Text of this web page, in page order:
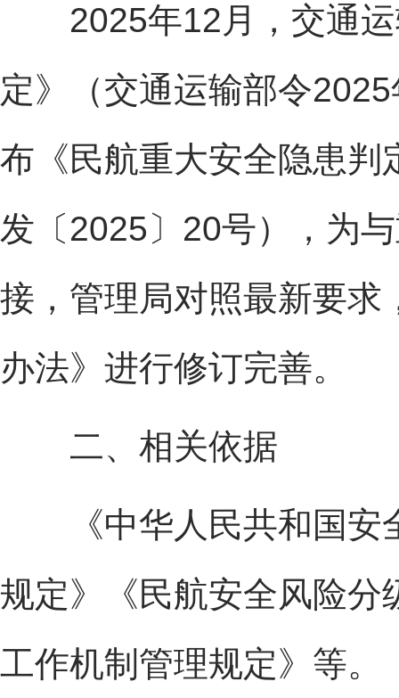
2025年12月，交通运
定》（交通运输部令
布《民航重大安全隐患判
发〔2025〕20号），为
接，管理局对照最新要求
办法》进行修订完善。
二、相关依据
《中华人民共和国安
规定》《民航安全风险分
工作机制管理规定》等。